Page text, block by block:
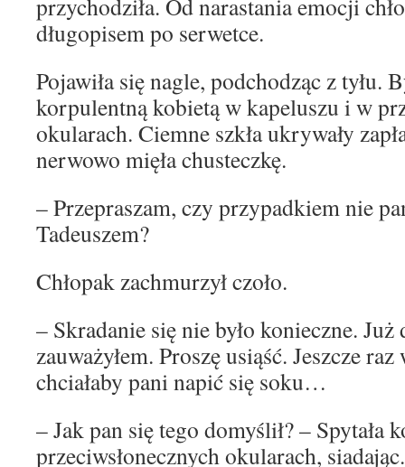
przychodziła. Od narastania emocji
długopisem po serwetce.
Pojawiła się nagle, podchodząc z tyłu.
korpulentną kobietą w kapeluszu i w
okularach. Ciemne szkła ukrywały
nerwowo mięła chusteczkę.
– Przepraszam, czy przypadkiem nie
Tadeuszem?
Chłopak zachmurzył czoło.
– Skradanie się nie było konieczne. Już
zauważyłem. Proszę usiąść. Jeszcze
chciałaby pani napić się soku…
– Jak pan się tego domyślił? – Spytała
przeciwsłonecznych okularach, siadając.